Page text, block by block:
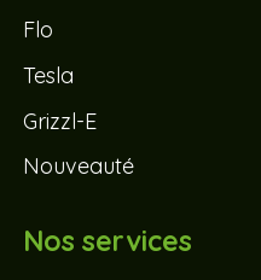
Flo
Tesla
Grizzl-E
Nouveauté
Nos services